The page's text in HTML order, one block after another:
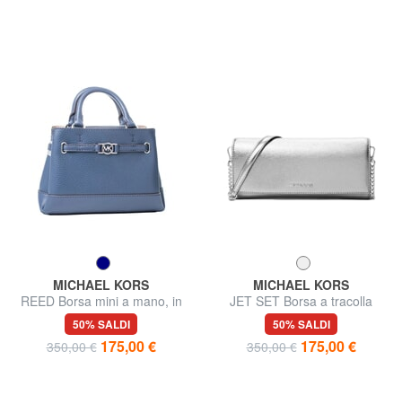
MICHAEL KORS
REED Borsa mini a mano, in
pelle
50% SALDI
350,00 € 175,00 €
MICHAEL KORS
JET SET Borsa a tracolla
50% SALDI
350,00 € 175,00 €